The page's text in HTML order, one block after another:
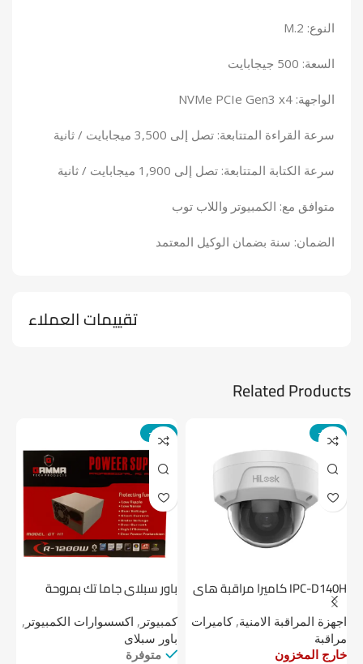
النوع: M.2
السعة: 500 جيجابايت
الواجهة: NVMe PCIe Gen3 x4
سرعة القراءة المتتابعة: تصل إلى 3,500 ميجابايت / ثانية
سرعة الكتابة المتتابعة: تصل إلى 1,900 ميجابايت / ثانية
متوافق مع: الكمبيوتر واللاب توب
الضمان: سنة بضمان الوكيل المعتمد
تقييمات العملاء
Related Products
-24%
IPC-D140H كاميرا مراقبة هاى
لوك داخلية 4 ميجا
اجهزة المراقبة الامنية,كاميرات
مراقبة
خارج المخزون
-14%
باور سبلاي جاما تك بمروحة
كمبيوتر , اكسسوارات الكمبيوتر ,
باور سبلاى
متوفرة